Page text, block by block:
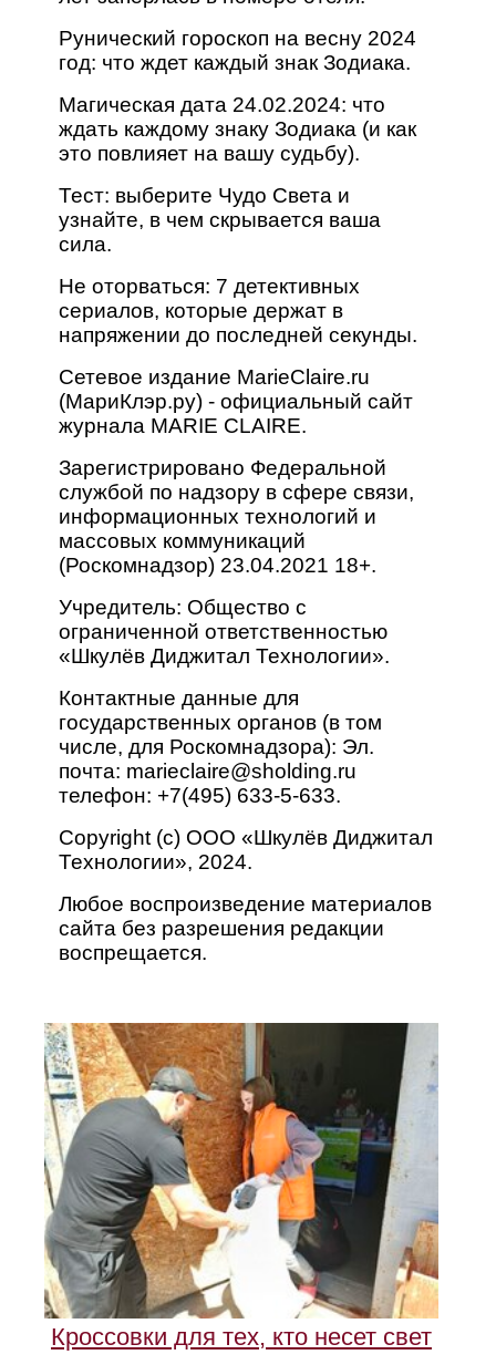
Рунический гороскоп на весну 2024
год: что ждет каждый знак Зодиака.
Магическая дата 24.02.2024: что
ждать каждому знаку Зодиака (и как
это повлияет на вашу судьбу).
Тест: выберите Чудо Света и
узнайте, в чем скрывается ваша
сила.
Не оторваться: 7 детективных
сериалов, которые держат в
напряжении до последней секунды.
Сетевое издание MarieClaire.ru
(МариКлэр.ру) - официальный сайт
журнала MARIE CLAIRE.
Зарегистрировано Федеральной
службой по надзору в сфере связи,
информационных технологий и
массовых коммуникаций
(Роскомнадзор) 23.04.2021 18+.
Учредитель: Общество с
ограниченной ответственностью
«Шкулёв Диджитал Технологии».
Контактные данные для
государственных органов (в том
числе, для Роскомнадзора): Эл.
почта: marieclaire@sholding.ru
телефон: +7(495) 633-5-633.
Copyright (с) ООО «Шкулёв Диджитал
Технологии», 2024.
Любое воспроизведение материалов
сайта без разрешения редакции
воспрещается.
Кроссовки для тех, кто несет свет